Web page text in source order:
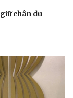
chân du